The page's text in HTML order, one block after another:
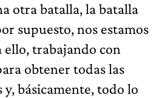
otra batalla, la batalla
supuesto, nos estamos
trabajando con
obtener todas las
y, básicamente, todo lo